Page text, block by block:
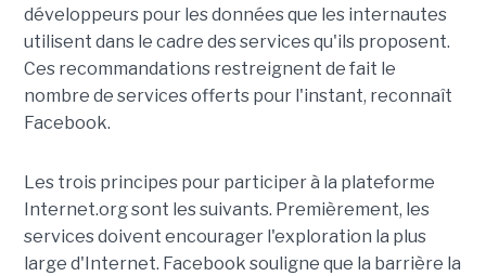
développeurs pour les données que les internautes
utilisent dans le cadre des services qu'ils proposent.
Ces recommandations restreignent de fait le
nombre de services offerts pour l'instant, reconnaît
Facebook.
Les trois principes pour participer à la plateforme
Internet.org sont les suivants. Premièrement, les
services doivent encourager l'exploration la plus
large d'Internet. Facebook souligne que la barrière la